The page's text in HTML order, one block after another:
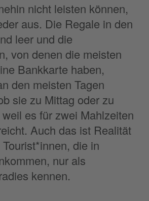
nicht leisten können,
aus. Die Regale in den
leer und die
von denen die meisten
Bankkarte haben,
den meisten Tagen
sie zu Mittag oder zu
es für zwei Mahlzeiten
Auch das ist Realität
die in
nur als
kennen.